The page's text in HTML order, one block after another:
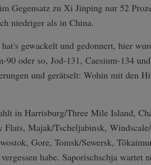
Gegensatz zu Xi Jinping nur 52
niedriger als in China.
gewackelt und gedonnert, hier
90 oder so, Jod-131, Caesium-134
und gerätselt: Wohin mit den
in Harrisburg/Three Mile Island,
Majak/Tscheljabinsk,
Gore, Tomsk/Sewersk,
habe. Saporischschja wartet